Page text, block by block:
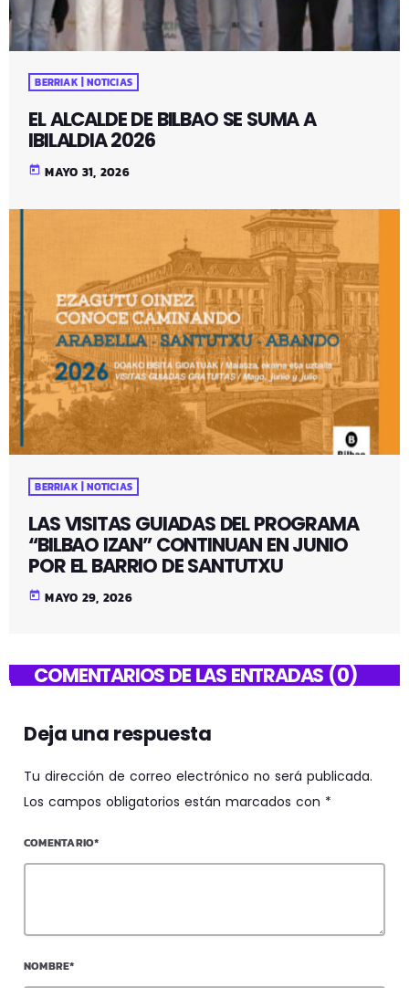
BERRIAK | NOTICIAS
EL ALCALDE DE BILBAO SE SUMA A
IBILALDIA 2026
today MAYO 31, 2026
BERRIAK | NOTICIAS
LAS VISITAS GUIADAS DEL PROGRAMA
“BILBAO IZAN” CONTINUAN EN JUNIO
POR EL BARRIO DE SANTUTXU
today MAYO 29, 2026
COMENTARIOS DE LAS ENTRADAS (0)
Deja una respuesta
Tu dirección de correo electrónico no será publicada.
Los campos obligatorios están marcados con *
COMENTARIO*
NOMBRE*